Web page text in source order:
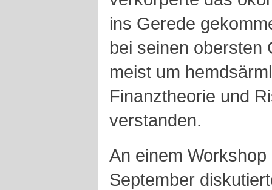
ins Gerede
bei seinen obersten
meist um
Finanztheorie und
verstanden.
An einem
September